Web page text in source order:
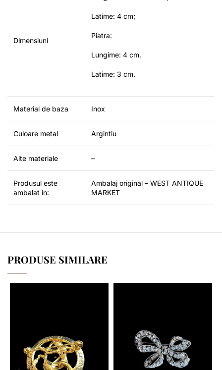
Dimensiuni
Latime: 4 cm;
Piatra:
Lungime: 4 cm.
Latime: 3 cm.
Material de baza Inox
Culoare metal Argintiu
Alte materiale –
Produsul este
ambalat in:
Ambalaj original – WEST ANTIQUE
MARKET
PRODUSE SIMILARE